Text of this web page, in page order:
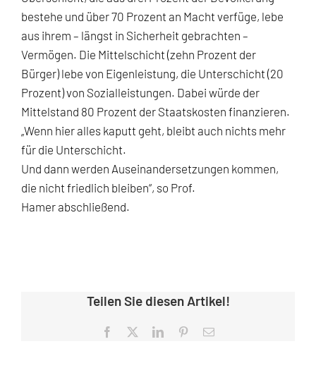
bestehe und über 70 Prozent an Macht verfüge, lebe
aus ihrem – längst in Sicherheit gebrachten –
Vermögen. Die Mittelschicht (zehn Prozent der
Bürger) lebe von Eigenleistung, die Unterschicht (20
Prozent) von Sozialleistungen. Dabei würde der
Mittelstand 80 Prozent der Staatskosten finanzieren.
„Wenn hier alles kaputt geht, bleibt auch nichts mehr
für die Unterschicht.
Und dann werden Auseinandersetzungen kommen,
die nicht friedlich bleiben“, so Prof.
Hamer abschließend.
Teilen Sie diesen Artikel!
Facebook LinkedInPinterest
E-